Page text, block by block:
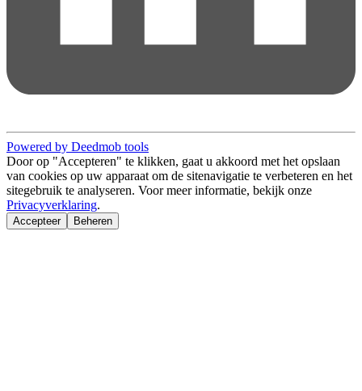
Powered by Deedmob tools
Door op "Accepteren" te klikken, gaat u akkoord met het opslaan
van cookies op uw apparaat om de sitenavigatie te verbeteren en het
sitegebruik te analyseren. Voor meer informatie, bekijk onze
Privacyverklaring.
Accepteer Beheren